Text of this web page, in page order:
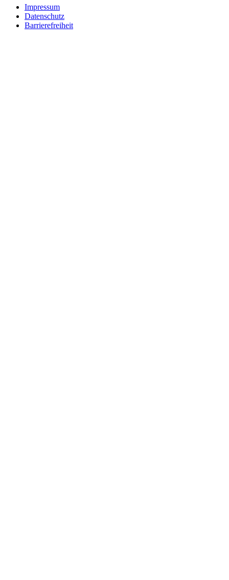
Impressum
Datenschutz
Barrierefreiheit